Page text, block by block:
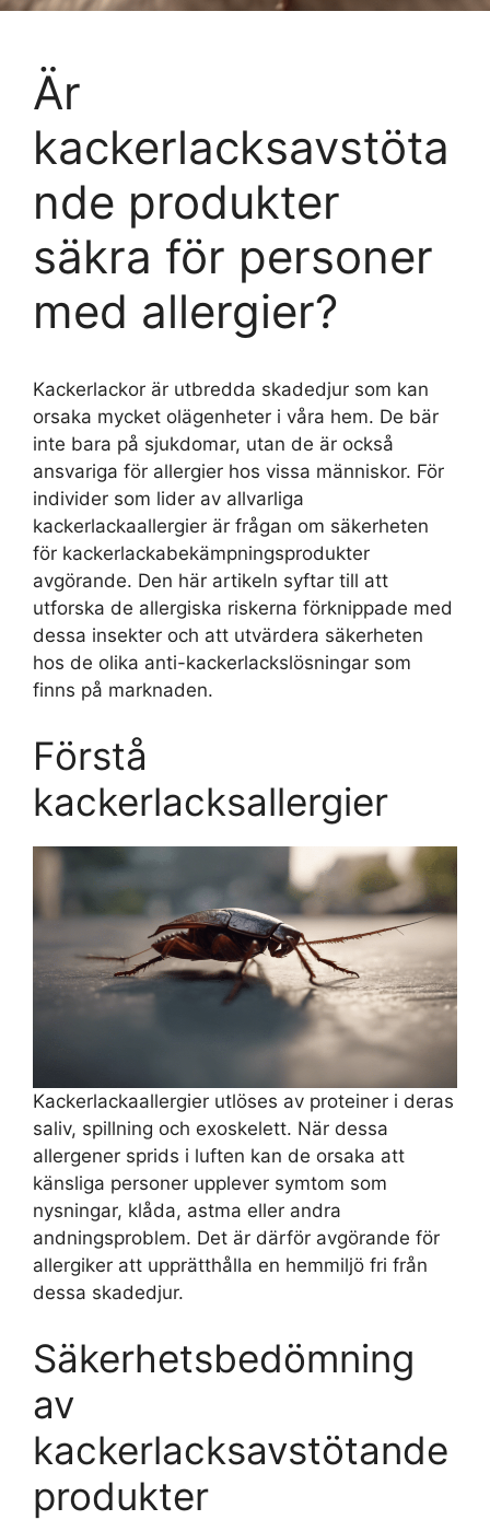
Är
kackerlacksavstöta
nde produkter
säkra för personer
med allergier?
Kackerlackor är utbredda skadedjur som kan
orsaka mycket olägenheter i våra hem. De bär
inte bara på sjukdomar, utan de är också
ansvariga för allergier hos vissa människor. För
individer som lider av allvarliga
kackerlackaallergier är frågan om säkerheten
för kackerlackabekämpningsprodukter
avgörande. Den här artikeln syftar till att
utforska de allergiska riskerna förknippade med
dessa insekter och att utvärdera säkerheten
hos de olika anti-kackerlackslösningar som
finns på marknaden.
Förstå
kackerlacksallergier
Kackerlackaallergier utlöses av proteiner i deras
saliv, spillning och exoskelett. När dessa
allergener sprids i luften kan de orsaka att
känsliga personer upplever symtom som
nysningar, klåda, astma eller andra
andningsproblem. Det är därför avgörande för
allergiker att upprätthålla en hemmiljö fri från
dessa skadedjur.
Säkerhetsbedömning
av
kackerlacksavstötande
produkter